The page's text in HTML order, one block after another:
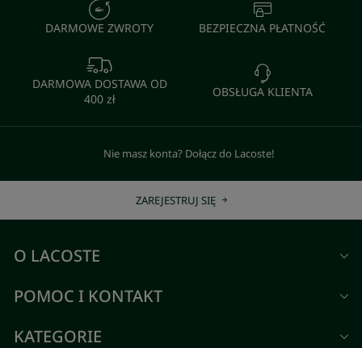
DARMOWE ZWROTY BEZPIECZNA PŁATNOŚĆ
DARMOWA DOSTAWA OD
400 zł
OBSŁUGA KLIENTA
Nie masz konta? Dołącz do Lacoste!
ZAREJESTRUJ SIĘ
O LACOSTE
POMOC I KONTAKT
KATEGORIE